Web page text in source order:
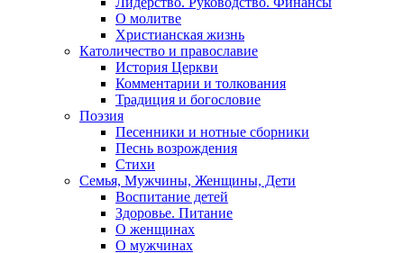
О молитве
Христианская жизнь
Католичество и православие
История Церкви
Комментарии и толкования
Традиция и богословие
Поэзия
Песенники и нотные сборники
Песнь возрождения
Стихи
Семья, Мужчины, Женщины, Дети
Воспитание детей
Здоровье. Питание
О женщинах
О мужчинах